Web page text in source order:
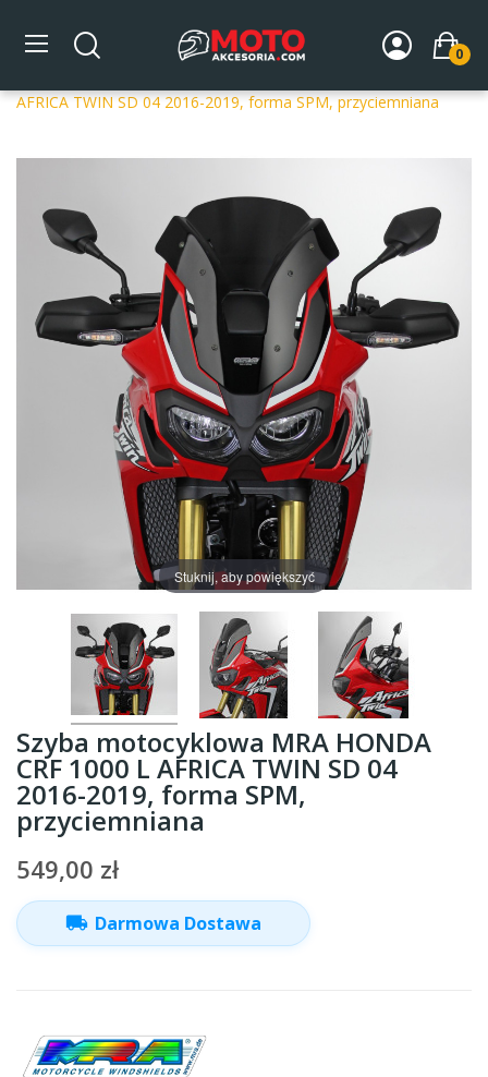
0
Strona główna DLA MOTOCYKLA Szyby
Szyby
AFRICA TWIN SD 04 2016-2019, forma SPM, przyciemniana
Stuknij, aby powiększyć
Szyba motocyklowa MRA HONDA
CRF 1000 L AFRICA TWIN SD 04
2016-2019, forma SPM,
przyciemniana
549,00 zł
local_shipping Darmowa Dostawa